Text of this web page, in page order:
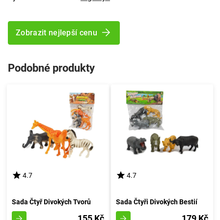
Zobrazit nejlepší cenu
Podobné produkty
4.7
Sada Čtyř Divokých Tvorů
4.7
Sada Čtyři Divokých Bestií